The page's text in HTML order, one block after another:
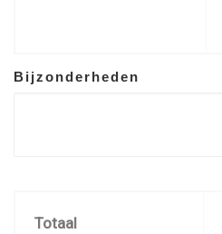
Bijzonderheden
Totaal